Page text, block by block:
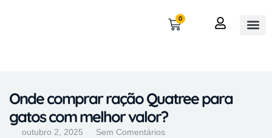
0
Onde comprar ração Quatree para
gatos com melhor valor?
outubro 2, 2025 Sem Comentários